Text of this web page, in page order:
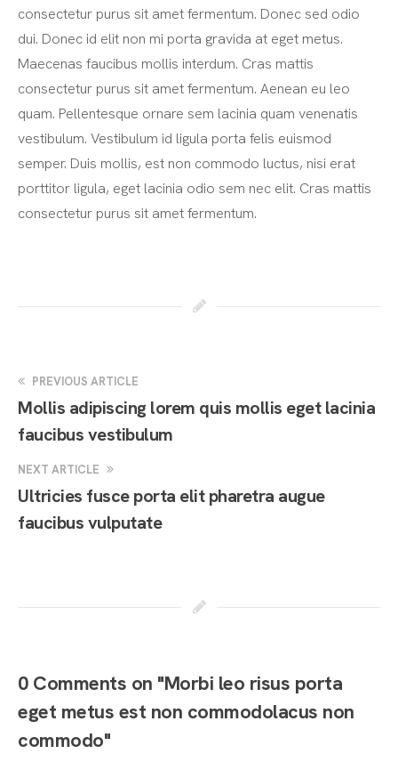
consectetur purus sit amet fermentum. Donec sed odio
dui. Donec id elit non mi porta gravida at eget metus.
Maecenas faucibus mollis interdum. Cras mattis
consectetur purus sit amet fermentum. Aenean eu leo
quam. Pellentesque ornare sem lacinia quam venenatis
vestibulum. Vestibulum id ligula porta felis euismod
semper. Duis mollis, est non commodo luctus, nisi erat
porttitor ligula, eget lacinia odio sem nec elit. Cras mattis
consectetur purus sit amet fermentum.
PREVIOUS ARTICLE
Mollis adipiscing lorem quis mollis eget lacinia
faucibus vestibulum
NEXT ARTICLE
Ultricies fusce porta elit pharetra augue
faucibus vulputate
0 Comments on "Morbi leo risus porta
eget metus est non commodolacus non
commodo"